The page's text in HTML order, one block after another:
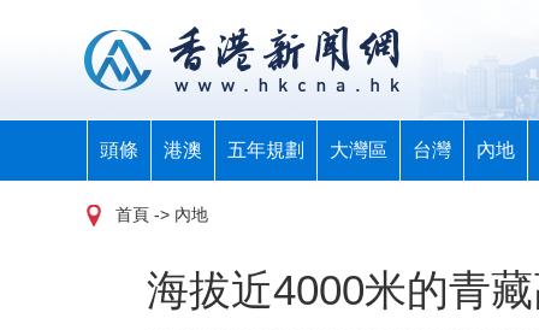
頭條 港澳 五年規劃 大灣區 台灣 內地
首頁 -> 內地
海拔近4000米的青